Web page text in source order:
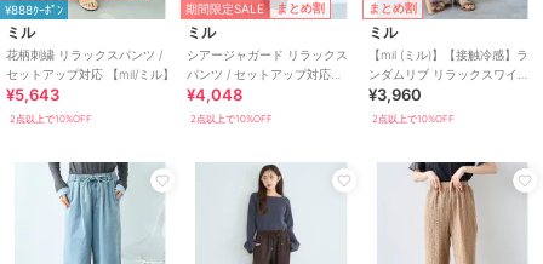
¥888ｸｰﾎﾟﾝ
ミル
花柄刺繍 リラックスパンツ /
セットアップ対応 【mil/ミル】
¥5,643
2点以上で10%OFF
期間限定SALE まとめ割
ミル
シアージャガード リラックス
パンツ / セットアップ対応
【mil/ミル】
¥4,048
2点以上で10%OFF
まとめ割
ミル
【mil (ミル)】【接触冷感】ラ
ンダムリブ リラックスワイド
パンツ
¥3,960
2点以上で10%OFF